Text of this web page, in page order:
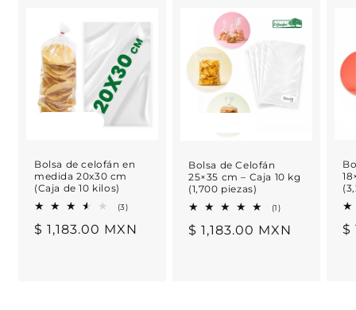
Bolsa de celofán en
medida 20x30 cm
(Caja de 10 kilos)
(3)3
totales
Precio
$ 1,183.00 MXN
Bolsa de Celofán
25×35 cm – Caja 10 kg
(1,700 piezas)
(1)1
totales
Precio
$ 1,183.00 MXN $